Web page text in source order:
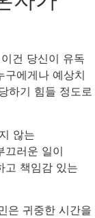
건 당신이 유독
구에게나 예상치
하기 힘들 정도로
않는
끄러운 일이
고 책임감 있는
은 귀중한 시간을